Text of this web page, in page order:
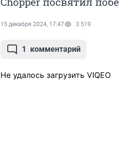
15 декабря 2024, 17:47 3 519
1 комментарий
Не удалось загрузить VIQEO